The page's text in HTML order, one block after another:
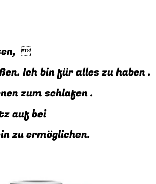

Ich bin für alles zu haben .
zum schlafen .
auf bei
zu ermöglichen.